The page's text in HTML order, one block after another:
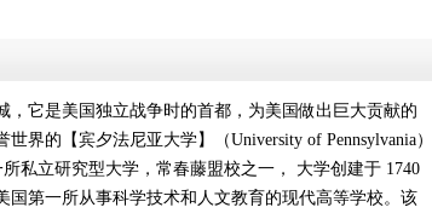
它是美国独立战争时的首都，为美国做出巨大贡献的
界的【宾夕法尼亚大学】（University of Pennsylvania）
私立研究型大学，常春藤盟校之一， 大学创建于 1740
国第一所从事科学技术和人文教育的现代高等学校。该